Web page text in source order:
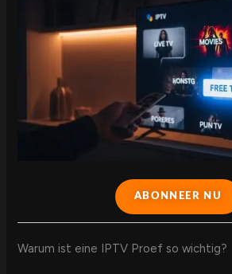
ABONNEER NU
Warum ist eine IPTV Proef so wichtig?